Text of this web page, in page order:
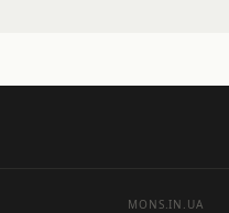
MONS.IN.UA